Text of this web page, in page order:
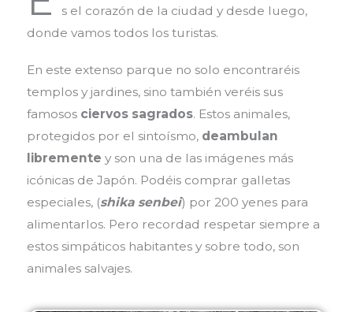
s el corazón de la ciudad y desde luego,
donde vamos todos los turistas.
En este extenso parque no solo encontraréis
templos y jardines, sino también veréis sus
famosos ciervos sagrados. Estos animales,
protegidos por el sintoísmo, deambulan
libremente y son una de las imágenes más
icónicas de Japón. Podéis comprar galletas
especiales, (shika senbei) por 200 yenes para
alimentarlos. Pero recordad respetar siempre a
estos simpáticos habitantes y sobre todo, son
animales salvajes.